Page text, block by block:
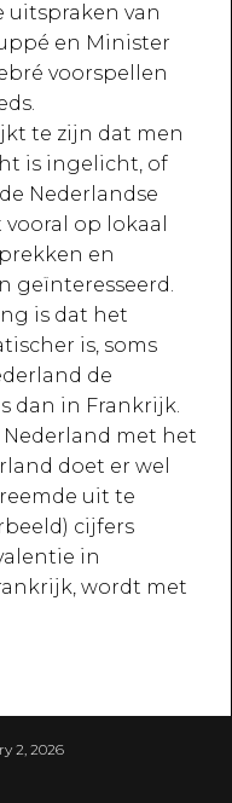
uitspraken van
en Minister
voorspellen
te zijn dat men
is ingelicht, of
Nederlandse
op lokaal
en
geïnteresseerd.
is dat het
is, soms
de
dan in Frankrijk.
met het
doet er wel
uit te
cijfers
in
wordt met
2, 2026